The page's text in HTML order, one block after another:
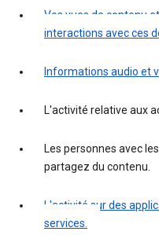
Vos vues de contenu
interactions avec ces
Informations audio et
L'activité relative aux
Les personnes avec
partagez du contenu.
L'activité sur des
services.